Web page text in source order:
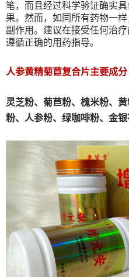
笔，而且经过科学验证确实
果。然而，如同所有药物一
副作用。建议在接受任何治
遵循正确的用药指导。
人参黄精菊苣复合片主要成分
灵芝粉、 菊苣粉、 槐米粉、 黄
粉、人参粉、绿咖啡粉、金